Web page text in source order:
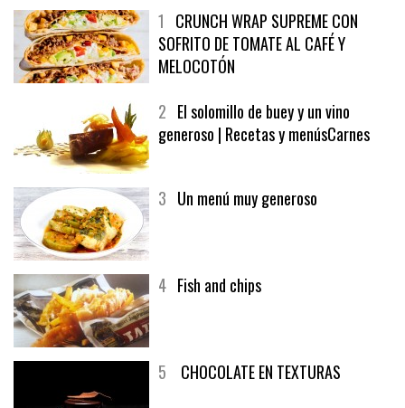
1CRUNCH WRAP SUPREME CON
SOFRITO DE TOMATE AL CAFÉ Y
MELOCOTÓN
2El solomillo de buey y un vino